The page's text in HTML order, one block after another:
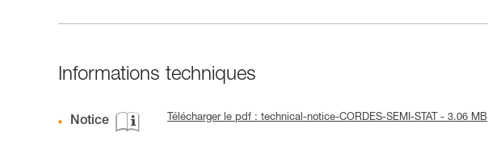
Informations techniques
Notice Télécharger le pdf : technical-notice-CORDES-SEMI-STAT - 3.06 MB